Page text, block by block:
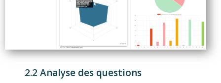
2.2 Analyse des questions